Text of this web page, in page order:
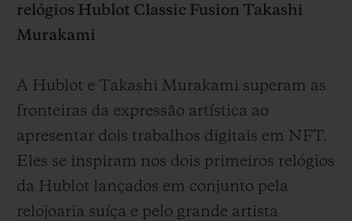
relógios Hublot Classic Fusion Takashi
Murakami
A Hublot e Takashi Murakami superam as
fronteiras da expressão artística ao
apresentar dois trabalhos digitais em NFT.
Eles se inspiram nos dois primeiros relógios
da Hublot lançados em conjunto pela
relojoaria suíça e pelo grande artista
ENTREGA E DEVOLUÇÕES DE CORTESIA
EMBALAGEM DE PRESENTES
CONTATO